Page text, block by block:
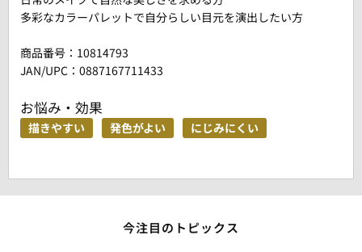
多彩なカラーパレットで自分らしい目元を演出したい方
商品番号： 10814793
JAN/UPC：0887167711433
お悩み・効果
描きやすい 発色がよい にじみにくい
今注目のトピックス